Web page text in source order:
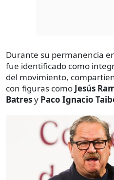
Durante su permanencia
fue identificado como
del movimiento,
con figuras como Jesús
Batresy Paco Ignacio